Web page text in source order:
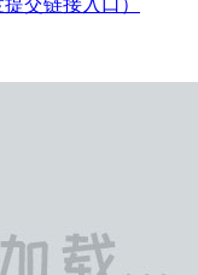
交链接入口）